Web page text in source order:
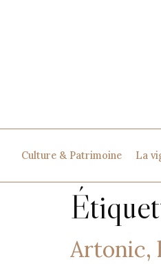
Culture & Patrimoine La
Artonic,